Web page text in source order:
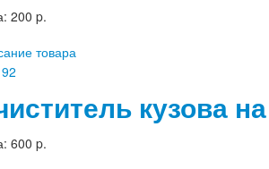
200 p.
товара
кузова
600 p.